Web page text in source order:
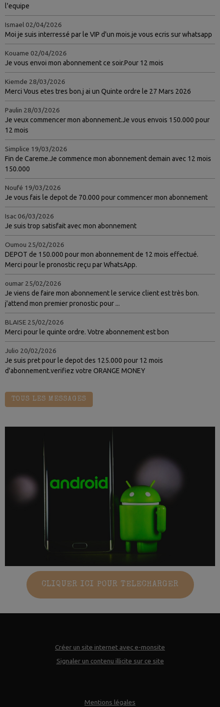
l'equipe
Ismael 02/04/2026
Moi je suis interressé par le VIP d'un mois.je vous ecris sur whatsapp
Kouame 02/04/2026
Je vous envoi mon abonnement ce soir.Pour 12 mois
Kiemde 28/03/2026
Merci Vous etes tres bon.j ai un Quinte ordre le 27 Mars 2026
Paulin 28/03/2026
Je veux commencer mon abonnement.Je vous envois 150.000 pour
12 mois
Simplice 19/03/2026
Fin de Careme.Je commence mon abonnement demain avec 12 mois
150.000
Noufé 19/03/2026
Je vous fais le depot de 70.000 pour commencer mon abonnement
Isac 06/03/2026
Je suis trop satisfait avec mon abonnement
Oumou 25/02/2026
DEPOT de 150.000 pour mon abonnement de 12 mois effectué.
Merci pour le pronostic reçu par WhatsApp.
oumar 25/02/2026
Je viens de faire mon abonnement le service client est très bon.
j'attend mon premier pronostic pour ...
BLAISE 25/02/2026
Merci pour le quinte ordre. Votre abonnement est bon
Julio 20/02/2026
Je suis pret pour le depot des 125.000 pour 12 mois
d'abonnement.verifiez votre ORANGE MONEY
TOUS LES MESSAGES
CLIQUER ICI POUR TELECHARGER
Créer un site internet avec e-monsite
Signaler un contenu illicite sur ce site
Mentions légales